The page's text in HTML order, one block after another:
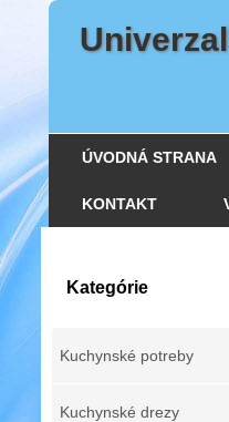
ÚVODNÁ STRANA
KONTAKT
Kategórie
Kuchynské potreby
Kuchynské drezy